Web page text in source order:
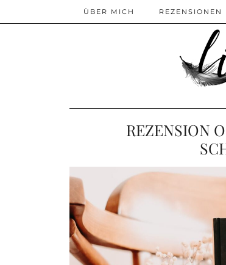
ÜBER MICH REZENSIONEN
REZENSION